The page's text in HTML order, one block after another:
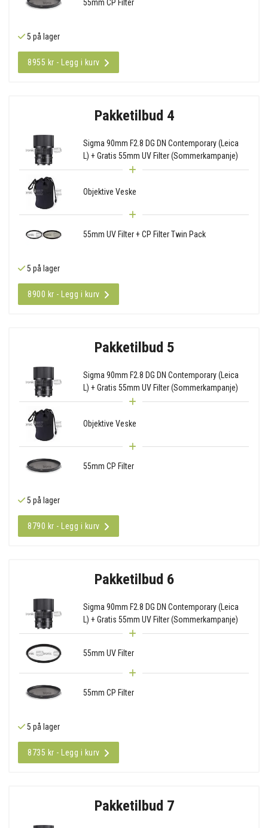
55mm CP Filter
5 på lager
8955 kr - Legg i kurv
Pakketilbud 4
Sigma 90mm F2.8 DG DN Contemporary (Leica
L) + Gratis 55mm UV Filter (Sommerkampanje)
Objektive Veske
55mm UV Filter + CP Filter Twin Pack
5 på lager
8900 kr - Legg i kurv
Pakketilbud 5
Sigma 90mm F2.8 DG DN Contemporary (Leica
L) + Gratis 55mm UV Filter (Sommerkampanje)
Objektive Veske
55mm CP Filter
5 på lager
8790 kr - Legg i kurv
Pakketilbud 6
Sigma 90mm F2.8 DG DN Contemporary (Leica
L) + Gratis 55mm UV Filter (Sommerkampanje)
55mm UV Filter
55mm CP Filter
5 på lager
8735 kr - Legg i kurv
Pakketilbud 7